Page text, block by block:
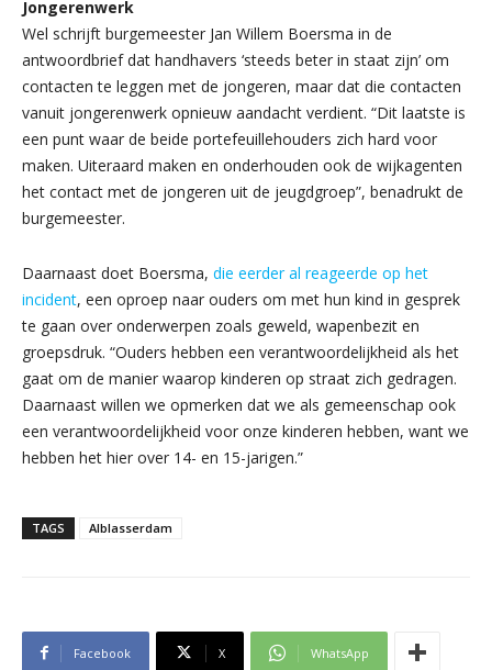
Jongerenwerk
Wel schrijft burgemeester Jan Willem Boersma in de
antwoordbrief dat handhavers ‘steeds beter in staat zijn’ om
contacten te leggen met de jongeren, maar dat die contacten
vanuit jongerenwerk opnieuw aandacht verdient. “Dit laatste is
een punt waar de beide portefeuillehouders zich hard voor
maken. Uiteraard maken en onderhouden ook de wijkagenten
het contact met de jongeren uit de jeugdgroep”, benadrukt de
burgemeester.
Daarnaast doet Boersma, die eerder al reageerde op het
incident, een oproep naar ouders om met hun kind in gesprek
te gaan over onderwerpen zoals geweld, wapenbezit en
groepsdruk. “Ouders hebben een verantwoordelijkheid als het
gaat om de manier waarop kinderen op straat zich gedragen.
Daarnaast willen we opmerken dat we als gemeenschap ook
een verantwoordelijkheid voor onze kinderen hebben, want we
hebben het hier over 14- en 15-jarigen.”
TAGS Alblasserdam
Facebook X WhatsApp